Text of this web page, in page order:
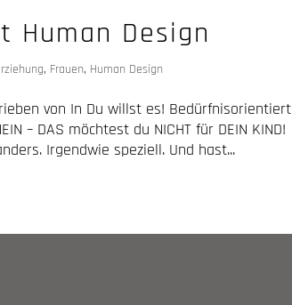
Design
, Frauen, Human Design
von In Du willst es! Bedürfnisorientiert
– DAS möchtest du NICHT für DEIN KIND!
Irgendwie speziell. Und hast...